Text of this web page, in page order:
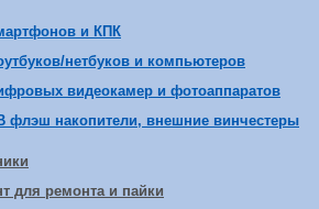
и КПК
нетбуков и компьютеров
видеокамер и фотоаппаратов
флэш накопители, внешние винчестеры
для ремонта и пайки